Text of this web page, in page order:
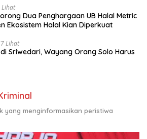
Lihat
Dua Penghargaan UB Halal Metric
Ekosistem Halal Kian Diperkuat
Lihat
Sriwedari, Wayang Orang Solo Harus
yang menginformasikan peristiwa